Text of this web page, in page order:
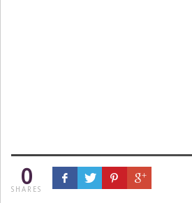
0
SHARES